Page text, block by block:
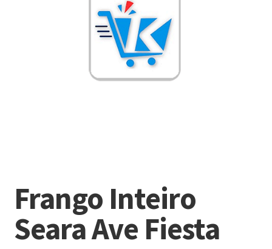
Frango Inteiro
Seara Ave Fiesta